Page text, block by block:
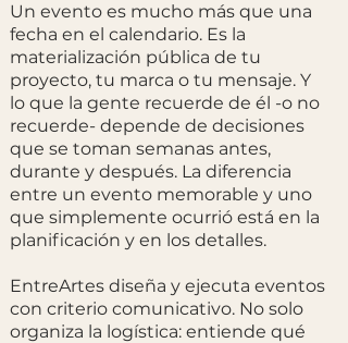
Un evento es mucho más que una
fecha en el calendario. Es la
materialización pública de tu
proyecto, tu marca o tu mensaje. Y
lo que la gente recuerde de él -o no
recuerde- depende de decisiones
que se toman semanas antes,
durante y después. La diferencia
entre un evento memorable y uno
que simplemente ocurrió está en la
planificación y en los detalles.
EntreArtes diseña y ejecuta eventos
con criterio comunicativo. No solo
organiza la logística: entiende qué